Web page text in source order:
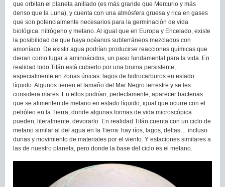
que orbitan el planeta anillado (es más grande que Mercurio y más
denso que la Luna), y cuenta con una atmósfera gruesa y rica en gases
que son potencialmente necesarios para la germinación de vida
biológica: nitrógeno y metano. Al igual que en Europa y Encelado, existe
la posibilidad de que haya océanos subterráneos mezclados con
amoníaco. De existir agua podrían producirse reacciones químicas que
dieran como lugar a aminoácidos, un paso fundamental para la vida. En
realidad todo Titán está cubierto por una bruma persistente,
especialmente en zonas únicas: lagos de hidrocarburos en estado
líquido. Algunos tienen el tamaño del Mar Negro terrestre y se les
considera mares. En ellos podrían, perfectamente, aparecer bacterias
que se alimenten de metano en estado líquido, igual que ocurre con el
petróleo en la Tierra, donde algunas formas de vida microscópica
pueden, literalmente, devorarlo. En realidad Titán cuenta con un ciclo de
metano similar al del agua en la Tierra: hay ríos, lagos, deltas… incluso
dunas y movimiento de materiales por el viento. Y estaciones similares a
las de nuestro planeta, pero donde la base del ciclo es el metano.